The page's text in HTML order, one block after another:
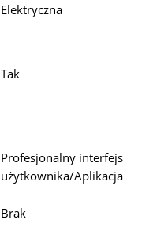
Elektryczna
Tak
Profesjonalny interfejs
użytkownika/Aplikacja
Brak